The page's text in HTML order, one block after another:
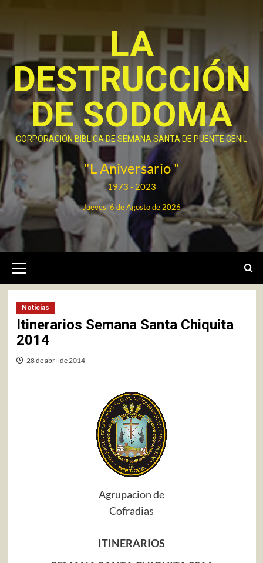
contenido
LA
DESTRUCCIÓN
DE SODOMA
CORPORACIÓN BIBLICA DE SEMANA SANTA DE PUENTE GENIL
"L Aniversario "
1973 - 2023
Jueves, 6 de Agosto de 2026
primario
Noticias
Itinerarios Semana Santa Chiquita
2014
28 de abril de 2014
Agrupacion de
Cofradias
ITINERARIOS